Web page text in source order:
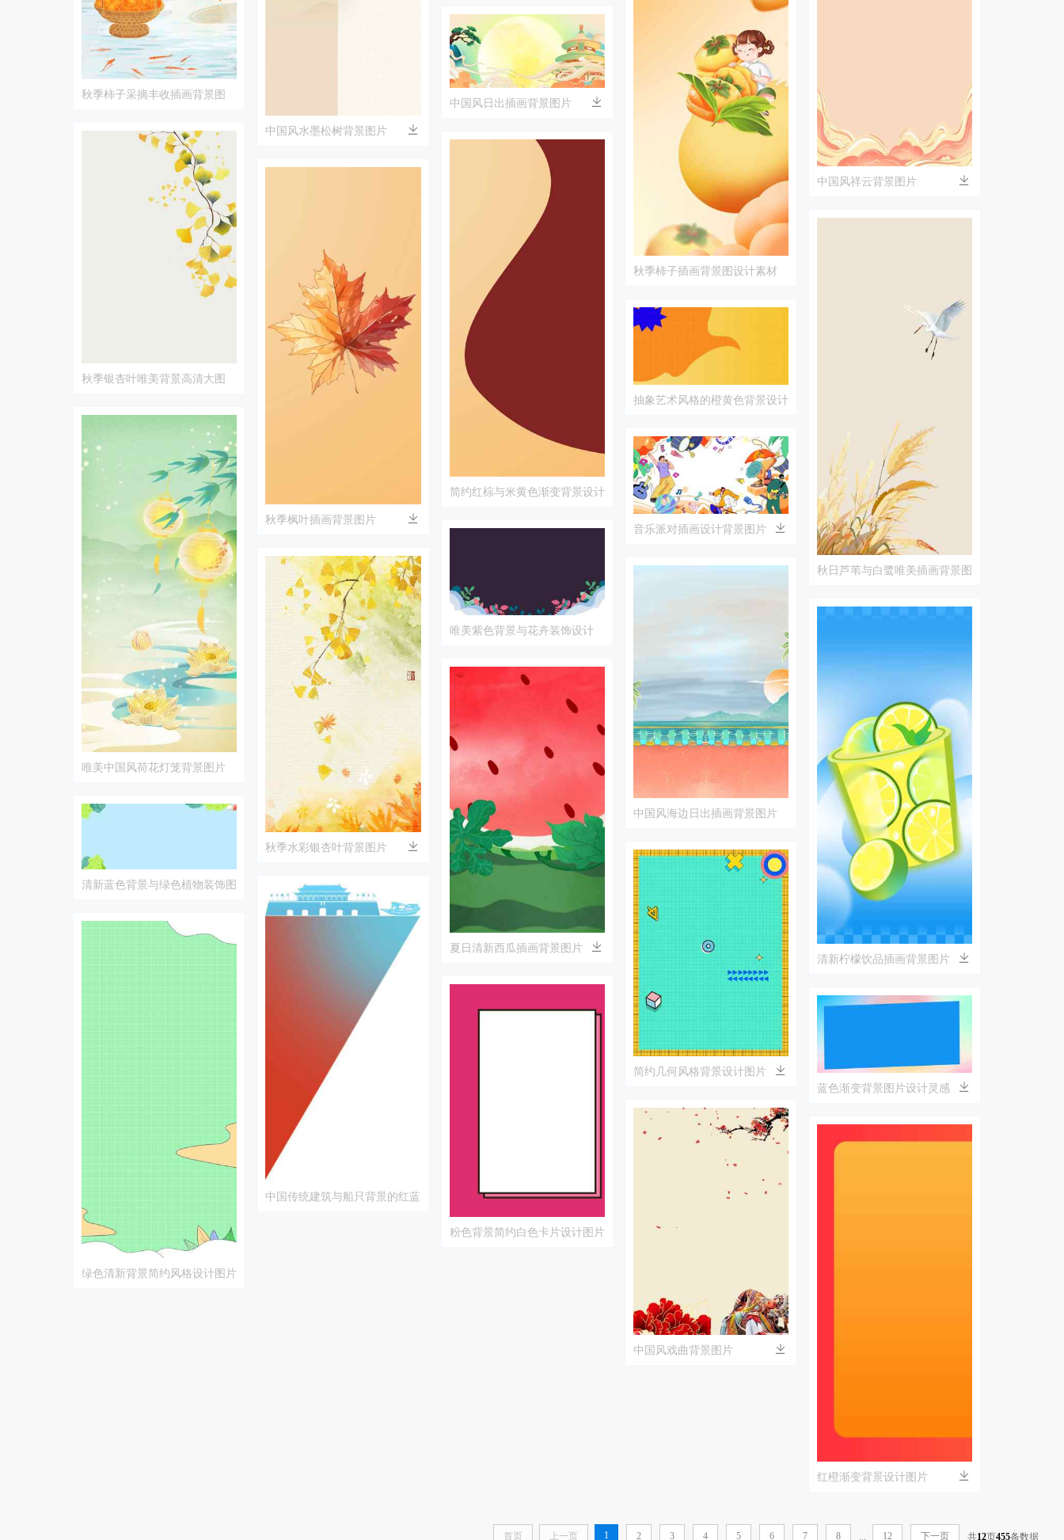
秋季柿子采摘丰收插画背景图
秋季银杏叶唯美背景高清大图
唯美中国风荷花灯笼背景图片
清新蓝色背景与绿色植物装饰图
绿色清新背景简约风格设计图片
中国风水墨松树背景图片
秋季枫叶插画背景图片
秋季水彩银杏叶背景图片
中国传统建筑与船只背景的红蓝
中国风日出插画背景图片
简约红棕与米黄色渐变背景设计
唯美紫色背景与花卉装饰设计
夏日清新西瓜插画背景图片
粉色背景简约白色卡片设计图片
秋季柿子插画背景图设计素材
抽象艺术风格的橙黄色背景设计
音乐派对插画设计背景图片
中国风海边日出插画背景图片
简约几何风格背景设计图片
中国风戏曲背景图片
中国风祥云背景图片
秋日芦苇与白鹭唯美插画背景图
清新柠檬饮品插画背景图片
蓝色渐变背景图片设计灵感
红橙渐变背景设计图片
首页 上一页 1 2 3 4 5 6 7 8 ... 12 下一页 共12页455条数据